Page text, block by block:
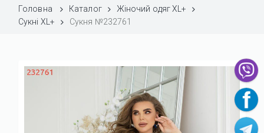
Головна Каталог
Жіночий одяг XL+
Сукні XL+
Сукня №232761